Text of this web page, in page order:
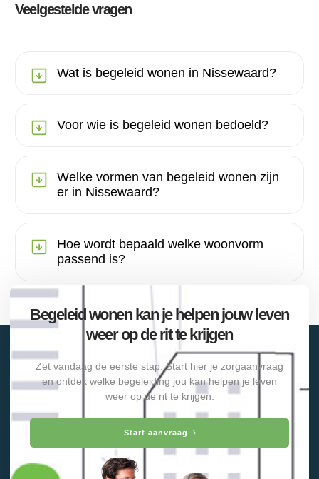
Veelgestelde vragen
Wat is begeleid wonen in Nissewaard?
Voor wie is begeleid wonen bedoeld?
Welke vormen van begeleid wonen zijn
er in Nissewaard?
Hoe wordt bepaald welke woonvorm
passend is?
Begeleid wonen kan je helpen jouw leven
weer op de rit te krijgen
Zet vandaag de eerste stap. Start hier je zorgaanvraag
en ontdek welke begeleiding jou kan helpen je leven
weer op de rit te krijgen.
Start aanvraag